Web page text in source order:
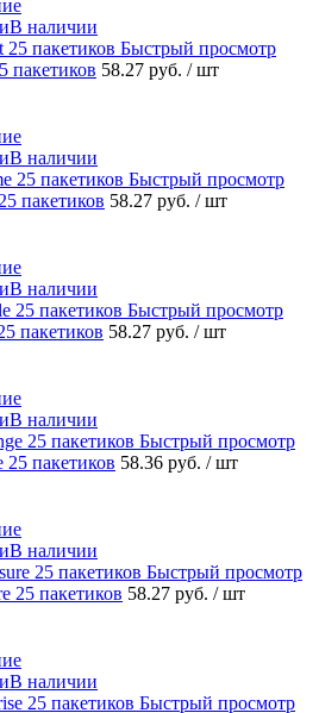
В наличии
Быстрый просмотр
пакетиков 58.27 руб. / шт
В наличии
Быстрый просмотр
пакетиков 58.27 руб. / шт
В наличии
Быстрый просмотр
пакетиков 58.27 руб. / шт
В наличии
Быстрый просмотр
пакетиков 58.36 руб. / шт
В наличии
Быстрый просмотр
25 пакетиков 58.27 руб. / шт
В наличии
Быстрый просмотр